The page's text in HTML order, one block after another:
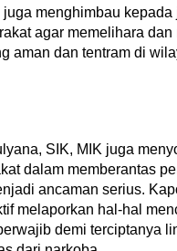
menghimbau kepada
agar memelihara
aman dan tentram di
SIK, MIK juga
dalam memberantas
ancaman serius.
melaporkan hal-hal
demi terciptanya